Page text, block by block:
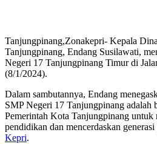
Tanjungpinang,Zonakepri- Kepala
Tanjungpinang, Endang Susilawati,
Negeri 17 Tanjungpinang Timur di
(8/1/2024).
Dalam sambutannya, Endang
SMP Negeri 17 Tanjungpinang adalah
Pemerintah Kota Tanjungpinang untuk
pendidikan dan mencerdaskan
Kepri.